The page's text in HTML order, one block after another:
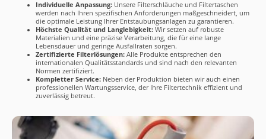
Individuelle Anpassung: Unsere Filterschläuche und Filtertaschen
werden nach Ihren spezifischen Anforderungen maßgeschneidert, um
die optimale Leistung Ihrer Entstaubungsanlagen zu garantieren.
Höchste Qualität und Langlebigkeit: Wir setzen auf robuste
Materialien und eine präzise Verarbeitung, die für eine lange
Lebensdauer und geringe Ausfallraten sorgen.
Zertifizierte Filterlösungen: Alle Produkte entsprechen den
internationalen Qualitätsstandards und sind nach den relevanten
Normen zertifiziert.
Kompletter Service: Neben der Produktion bieten wir auch einen
professionellen Wartungsservice, der Ihre Filtertechnik effizient und
zuverlässig betreut.